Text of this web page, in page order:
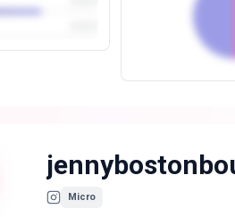
Micro